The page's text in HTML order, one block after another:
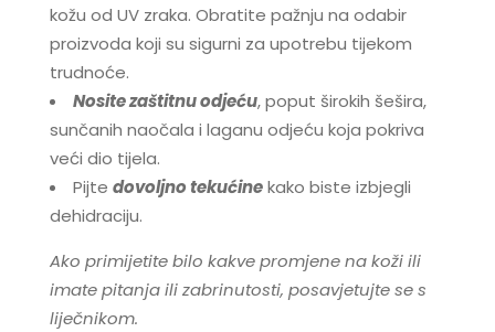
kožu od UV zraka. Obratite pažnju na odabir
proizvoda koji su sigurni za upotrebu tijekom
trudnoće.
Nosite zaštitnu odjeću, poput širokih šešira,
sunčanih naočala i laganu odjeću koja pokriva
veći dio tijela.
Pijte dovoljno tekućinekako biste izbjegli
dehidraciju.
Ako primijetite bilo kakve promjene na koži ili
imate pitanja ili zabrinutosti, posavjetujte se s
liječnikom.